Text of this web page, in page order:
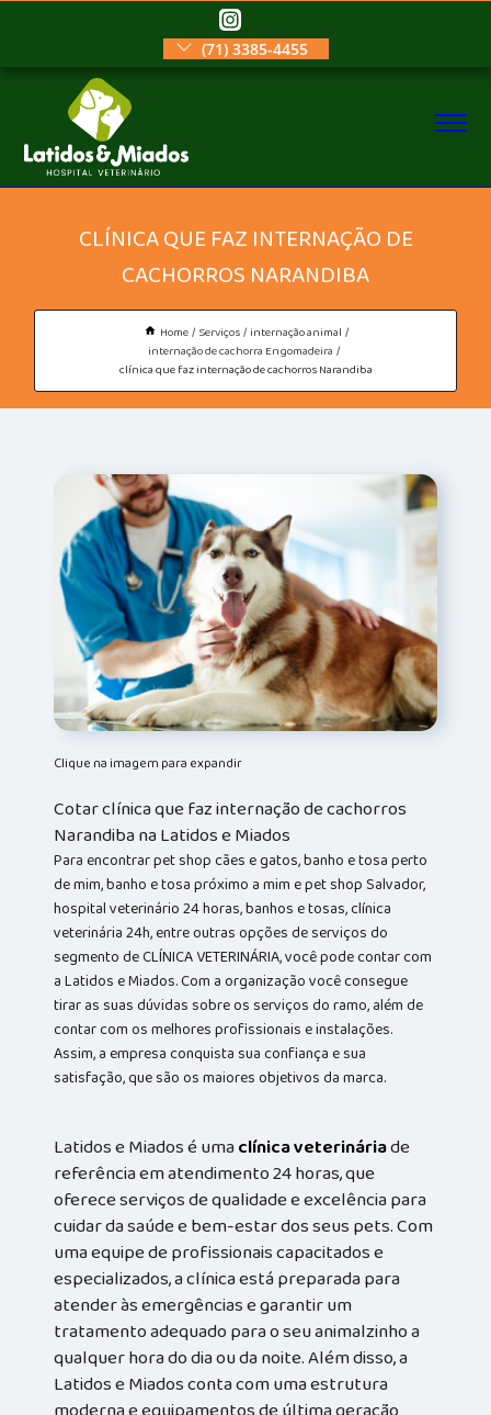
(71) 3385-4455
CLÍNICA QUE FAZ INTERNAÇÃO DE
CACHORROS NARANDIBA
Home Serviços
internação animal
internação de cachorra Engomadeira
clínica que faz internação de cachorros Narandiba
Clique na imagem para expandir
Cotar clínica que faz internação de cachorros
Narandiba na Latidos e Miados
Para encontrar pet shop cães e gatos, banho e tosa perto
de mim, banho e tosa próximo a mim e pet shop Salvador,
hospital veterinário 24 horas, banhos e tosas, clínica
veterinária 24h, entre outras opções de serviços do
segmento de CLÍNICA VETERINÁRIA, você pode contar com
a Latidos e Miados. Com a organização você consegue
tirar as suas dúvidas sobre os serviços do ramo, além de
contar com os melhores profissionais e instalações.
Assim, a empresa conquista sua confiança e sua
satisfação, que são os maiores objetivos da marca.
Latidos e Miados é umaclínica veterináriade
referência em atendimento 24 horas, que
oferece serviços de qualidade e excelência para
cuidar da saúde e bem-estar dos seus pets. Com
uma equipe de profissionais capacitados e
especializados, a clínica está preparada para
atender às emergências e garantir um
tratamento adequado para o seu animalzinho a
qualquer hora do dia ou da noite. Além disso, a
Latidos e Miados conta com uma estrutura